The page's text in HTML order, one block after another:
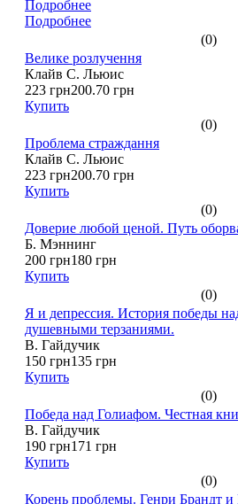
Подробнее
Подробнее
(0)
Велике розлучення
Клайв С. Льюис
223 грн200.70 грн
Купить
(0)
Проблема страждання
Клайв С. Льюис
223 грн200.70 грн
Купить
(0)
Доверие любой ценой. Путь
Б. Мэннинг
200 грн180 грн
Купить
(0)
Я и депрессия. История победы
душевными терзаниями.
В. Гайдучик
150 грн135 грн
Купить
(0)
Победа над Голиафом. Честная
В. Гайдучик
190 грн171 грн
Купить
(0)
Корень проблемы. Генри Брандт